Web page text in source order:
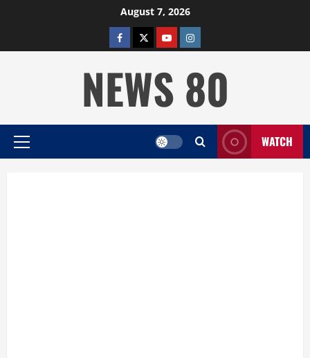
August 7, 2026
facebooktwitterYOUTUBE
instagram
NEWS 80
Primary
WATCH